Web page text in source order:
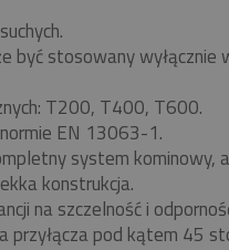
być stosowany
T200, T400, T600.
EN 13063-1.
system kominowy,
konstrukcja.
na szczelność i
przyłącza pod kątem 45